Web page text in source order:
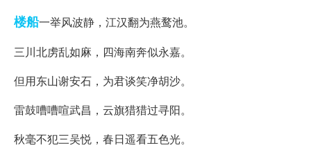
楼船一举风波静，江汉翻为燕鹜池。
三川北虏乱如麻，四海南奔似永嘉。
但用东山谢安石，为君谈笑净胡沙。
雷鼓嘈嘈喧武昌，云旗猎猎过寻阳。
秋毫不犯三吴悦，春日遥看五色光。